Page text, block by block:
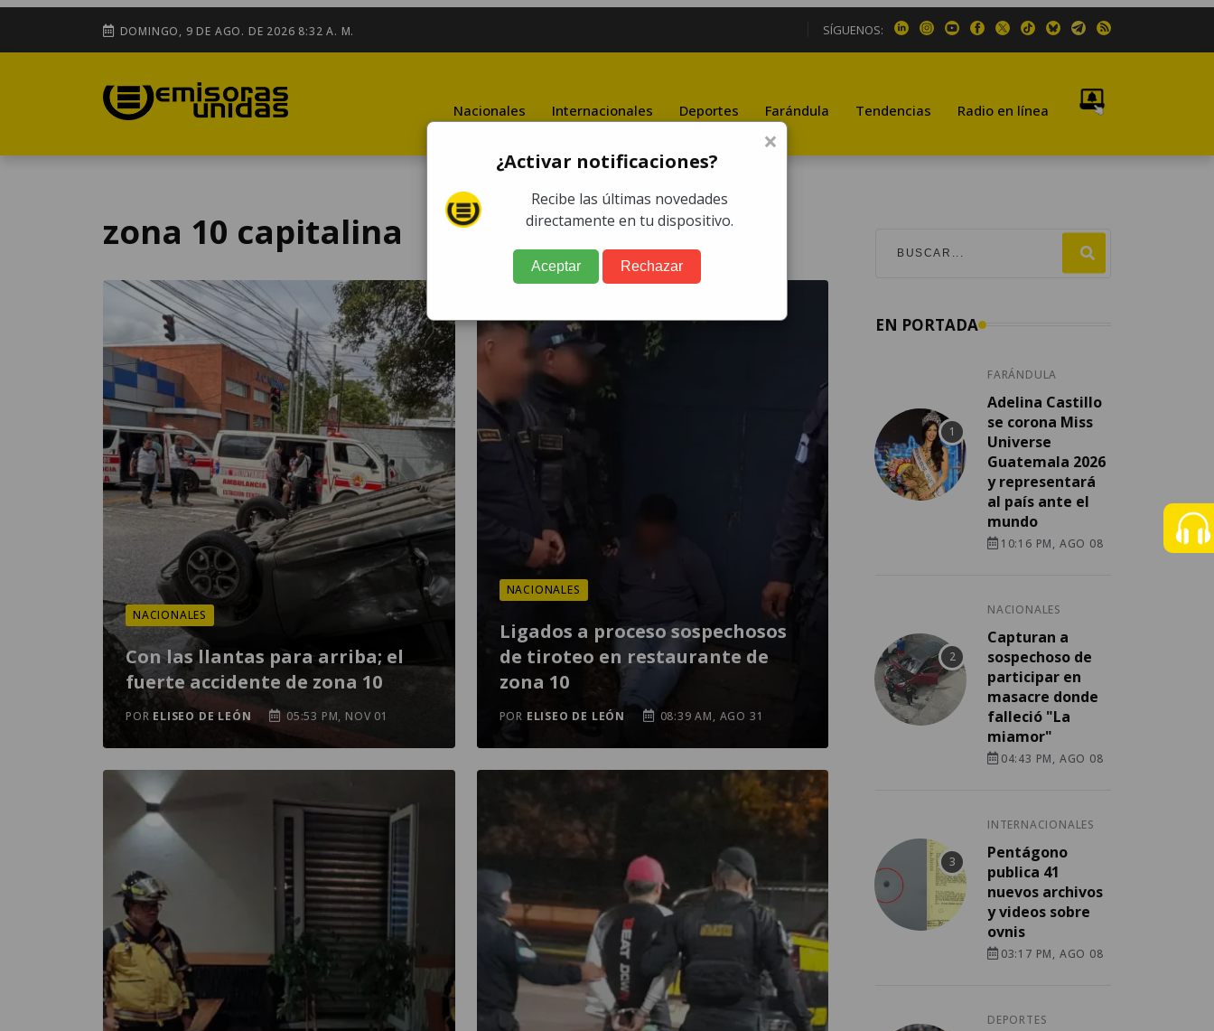
DOMINGO, 9 DE AGO. DE 2026 8:32 A. M. SÍGUENOS:
Nacionales Internacionales Deportes Farándula Tendencias Radio en línea
zona 10 capitalina
NACIONALES
Con las llantas para arriba; el
fuerte accidente de zona 10
POR ELISEO DE LEÓN 05:53 PM, NOV 01
NACIONALES
Ligados a proceso sospechosos
de tiroteo en restaurante de
zona 10
POR ELISEO DE LEÓN 08:39 AM, AGO 31
EN PORTADA
FARÁNDULA
Adelina Castillo
se corona Miss
Universe
Guatemala 2026
y representará
al país ante el
mundo
10:16 PM, AGO 08
NACIONALES
Capturan a
sospechoso de
participar en
masacre donde
falleció "La
miamor"
04:43 PM, AGO 08
INTERNACIONALES
Pentágono
publica 41
nuevos archivos
y videos sobre
ovnis
03:17 PM, AGO 08
DEPORTES
×
¿Activar notificaciones?
Recibe las últimas novedades
directamente en tu dispositivo.
Aceptar Rechazar